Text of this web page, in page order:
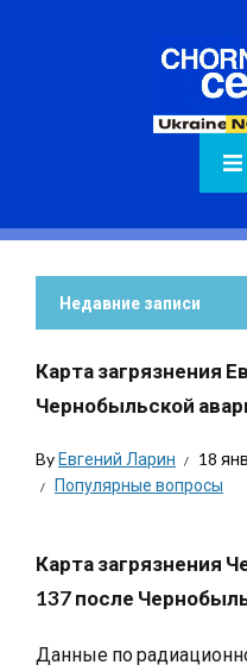
Недавние записи
Карта загрязнения
Чернобыльской
ByЕвгений Ларин
18
Популярные вопросы
Карта загрязнения
137 после
Данные по